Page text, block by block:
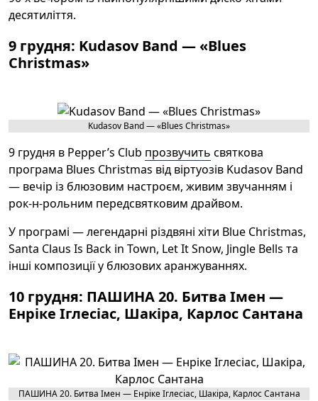
десятиліття.
9 грудня: Kudasov Band — «Blues
Christmas»
Kudasov Band — «Blues Christmas»
9 грудня в Pepper’s Club прозвучить святкова
програма Blues Christmas від віртуозів Kudasov Band
— вечір із блюзовим настроєм, живим звучанням і
рок-н-рольним передсвятковим драйвом.
У програмі — легендарні різдвяні хіти Blue Christmas,
Santa Claus Is Back in Town, Let It Snow, Jingle Bells та
інші композиції у блюзових аранжуваннях.
10 грудня: ПАШИНА 20. Битва Імен —
Енріке Іглесіас, Шакіра, Карлос Сантана
ПАШИНА 20. Битва Імен — Енріке Іглесіас, Шакіра, Карлос Сантана